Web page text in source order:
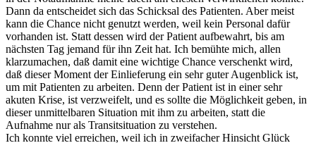
Dann da entscheidet sich das Schicksal des Patienten. Aber meist
kann die Chance nicht genutzt werden, weil kein Personal dafür
vorhanden ist. Statt dessen wird der Patient aufbewahrt, bis am
nächsten Tag jemand für ihn Zeit hat. Ich bemühte mich, allen
klarzumachen, daß damit eine wichtige Chance verschenkt wird,
daß dieser Moment der Einlieferung ein sehr guter Augenblick ist,
um mit Patienten zu arbeiten. Denn der Patient ist in einer sehr
akuten Krise, ist verzweifelt, und es sollte die Möglichkeit geben, in
dieser unmittelbaren Situation mit ihm zu arbeiten, statt die
Aufnahme nur als Transitsituation zu verstehen.
Ich konnte viel erreichen, weil ich in zweifacher Hinsicht Glück